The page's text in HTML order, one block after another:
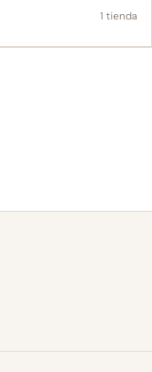
1 tienda